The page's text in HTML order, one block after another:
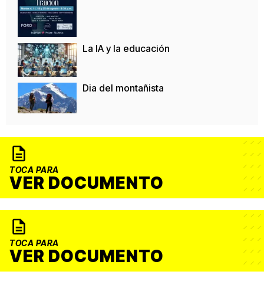
La IA y la educación
Dia del montañista
TOCA PARA
VER DOCUMENTO
TOCA PARA
VER DOCUMENTO